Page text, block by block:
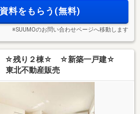
資料をもらう(無料)
※SUUMOのお問い合わせページへ移動します
☆残り２棟☆ ☆新築一戸建☆
北不動産販売